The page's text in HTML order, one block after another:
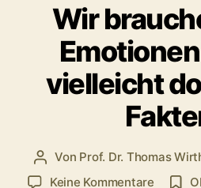
Wir
vielleicht
Beitragsautor
Von Prof. Dr. Thomas
Keine Kommentarezu